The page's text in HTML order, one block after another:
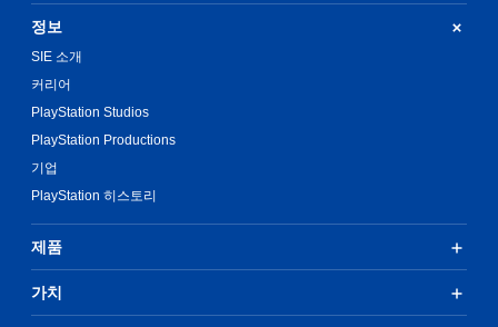
정보
SIE 소개
커리어
PlayStation Studios
PlayStation Productions
기업
PlayStation 히스토리
제품
가치